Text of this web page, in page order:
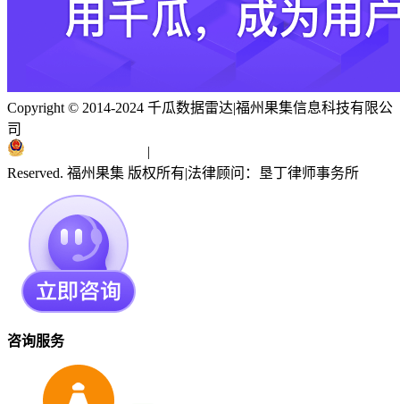
Copyright © 2014-2024 千瓜数据雷达|福州果集信息科技有限公
司
|
Reserved. 福州果集 版权所有|法律顾问：垦丁律师事务所
咨询服务